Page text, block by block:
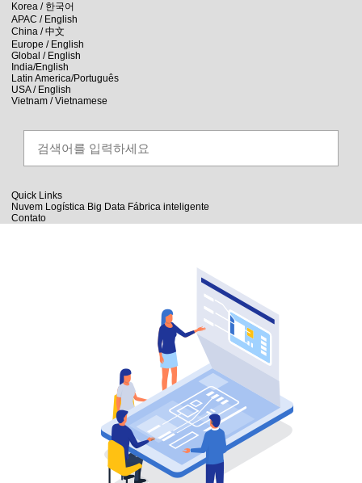
Korea / 한국어
APAC / English
China /中文
Europe / English
Global / English
India/English
Latin America/Português
USA / English
Vietnam / Vietnamese
Quick Links
Nuvem Logística Big Data Fábrica inteligente
Contato